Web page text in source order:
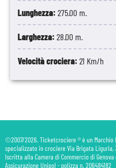
Lunghezza:275.00 m.
Larghezza:28.00 m.
Velocità crociera:21 Km/h
©2007/2026. Ticketcrociere ® è un
specializzato in crociere Via Brigata Liguria,
Iscritta alla Camera di Commercio di Genova
Assicurazione Unipol - polizza n. 206484182